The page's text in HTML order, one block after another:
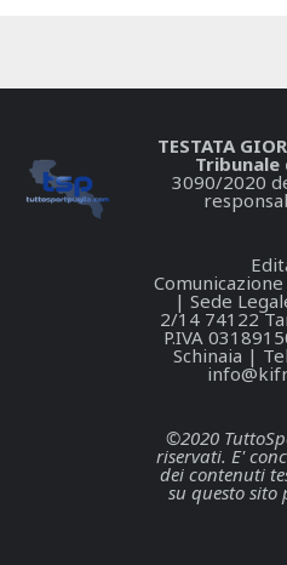
TESTATA
3090/2020
Comunicazione
| Sede
2/14 74122
P.IVA
Schinaia |
©2020
riservati. E'
dei contenuti
su questo sito